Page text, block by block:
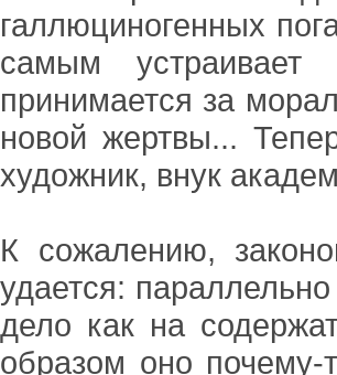
галлюциногенных
самым
принимается за
новой жертвы...
художник, внук
К сожалению,
удается:
дело как на
образом оно почему-